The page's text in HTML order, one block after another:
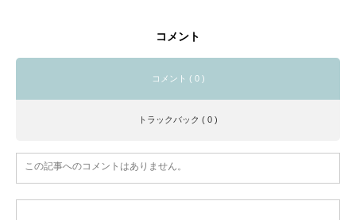
コメント
コメント ( 0 )
トラックバック ( 0 )
この記事へのコメントはありません。